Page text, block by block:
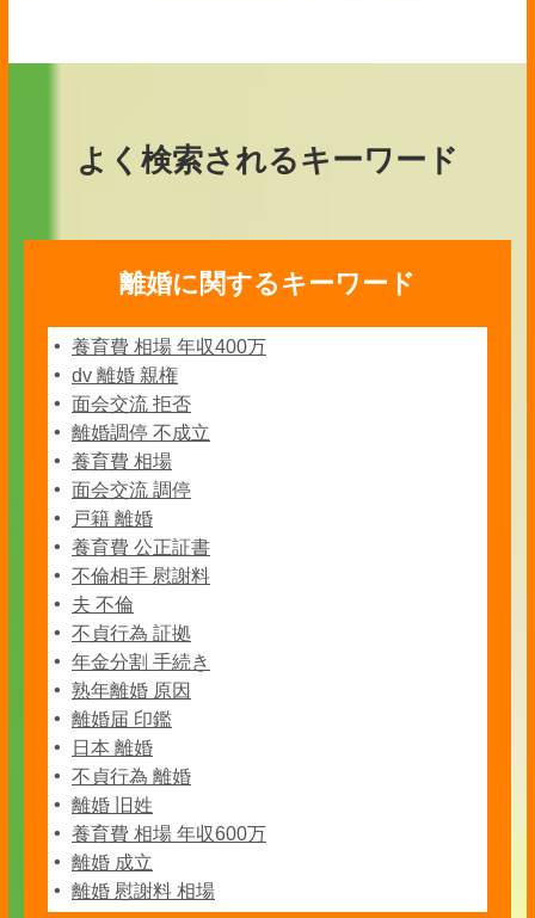
よく検索されるキーワード
離婚に関するキーワード
養育費 相場 年収400万
dv 離婚 親権
面会交流 拒否
離婚調停 不成立
養育費 相場
面会交流 調停
戸籍 離婚
養育費 公正証書
不倫相手 慰謝料
夫 不倫
不貞行為 証拠
年金分割 手続き
熟年離婚 原因
離婚届 印鑑
日本 離婚
不貞行為 離婚
離婚 旧姓
養育費 相場 年収600万
離婚 成立
離婚 慰謝料 相場